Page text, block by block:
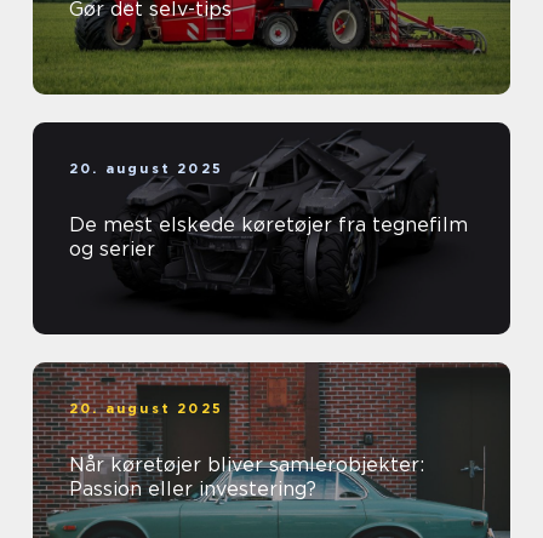
Gør det selv-tips
20. august 2025
De mest elskede køretøjer fra tegnefilm
og serier
20. august 2025
Når køretøjer bliver samlerobjekter:
Passion eller investering?